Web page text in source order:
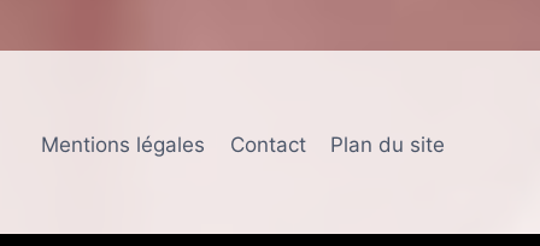
Mentions légales Contact Plan du site